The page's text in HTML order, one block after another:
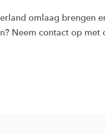
omlaag brengen
Neem contact op met